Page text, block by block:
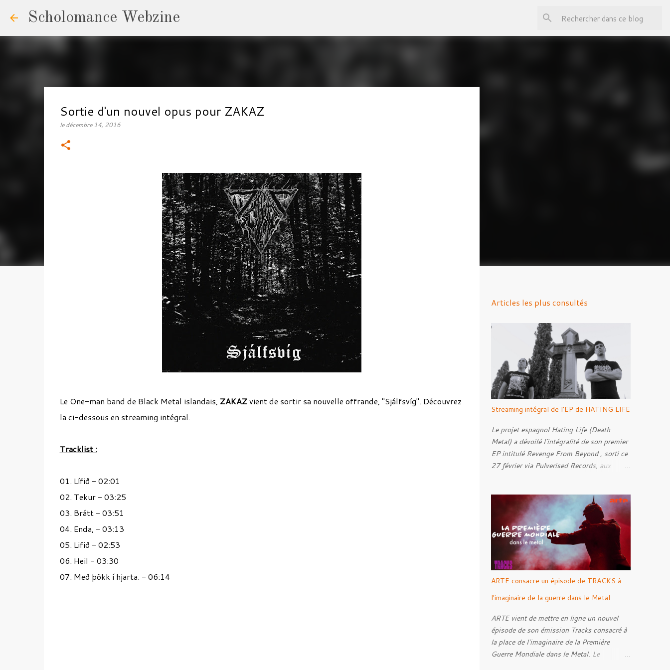
Scholomance Webzine
Sortie d'un nouvel opus pour ZAKAZ
ledécembre 14, 2016
Le One-man band de Black Metal islandais, ZAKAZvient de sortir sa nouvelle offrande, "Sjálfsvíg". Découvrez
la ci-dessous en streaming intégral.
Tracklist :
01. Lífið - 02:01
02. Tekur - 03:25
03. Brátt - 03:51
04. Enda, - 03:13
05. Lifið - 02:53
06. Heil - 03:30
07. Með þökk í hjarta. - 06:14
Articles les plus consultés
Streaming intégral de l'EP de HATING LIFE
Le projet espagnol Hating Life (Death
Metal) a dévoilé l'intégralité de son premier
EP intitulé Revenge From Beyond , sorti ce
27 février via Pulverised Records, aux
et mixé par Santi et l'artwork a été réalisé
par Luxi Lahtinen. Tracklist: 01. Into The
Grave 02. The Eternal Embrace 03. A
Somber Night 04. Rebellion Against The
Vile 05. Revenge From Beyond 06. The
Sense Of Fear
ARTE consacre un épisode de TRACKS à
l'imaginaire de la guerre dans le Metal
ARTE vient de mettre en ligne un nouvel
épisode de son émission Tracks consacré à
la place de l'imaginaire de la Première
Guerre Mondiale dans le Metal. Le